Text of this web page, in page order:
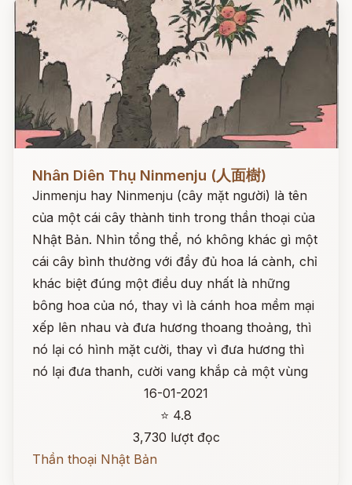
Nhân Diên Thụ Ninmenju (人面樹)
Jinmenju hay Ninmenju (cây mặt người) là tên
của một cái cây thành tinh trong thần thoại của
Nhật Bản. Nhìn tổng thể, nó không khác gì một
cái cây bình thường với đầy đủ hoa lá cành, chỉ
khác biệt đúng một điều duy nhất là những
bông hoa của nó, thay vì là cánh hoa mềm mại
xếp lên nhau và đưa hương thoang thoảng, thì
nó lại có hình mặt cười, thay vì đưa hương thì
nó lại đưa thanh, cười vang khắp cả một vùng
16-01-2021
⭐ 4.8
3,730 lượt đọc
Thần thoại Nhật Bản